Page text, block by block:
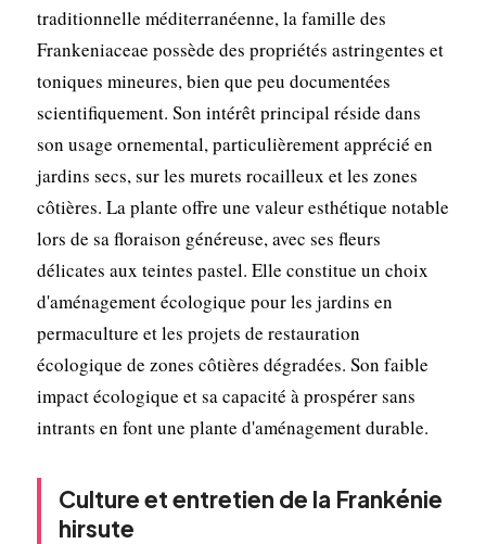
traditionnelle méditerranéenne, la famille des
Frankeniaceae possède des propriétés astringentes et
toniques mineures, bien que peu documentées
scientifiquement. Son intérêt principal réside dans
son usage ornemental, particulièrement apprécié en
jardins secs, sur les murets rocailleux et les zones
côtières. La plante offre une valeur esthétique notable
lors de sa floraison généreuse, avec ses fleurs
délicates aux teintes pastel. Elle constitue un choix
d'aménagement écologique pour les jardins en
permaculture et les projets de restauration
écologique de zones côtières dégradées. Son faible
impact écologique et sa capacité à prospérer sans
intrants en font une plante d'aménagement durable.
Culture et entretien de la Frankénie
hirsute